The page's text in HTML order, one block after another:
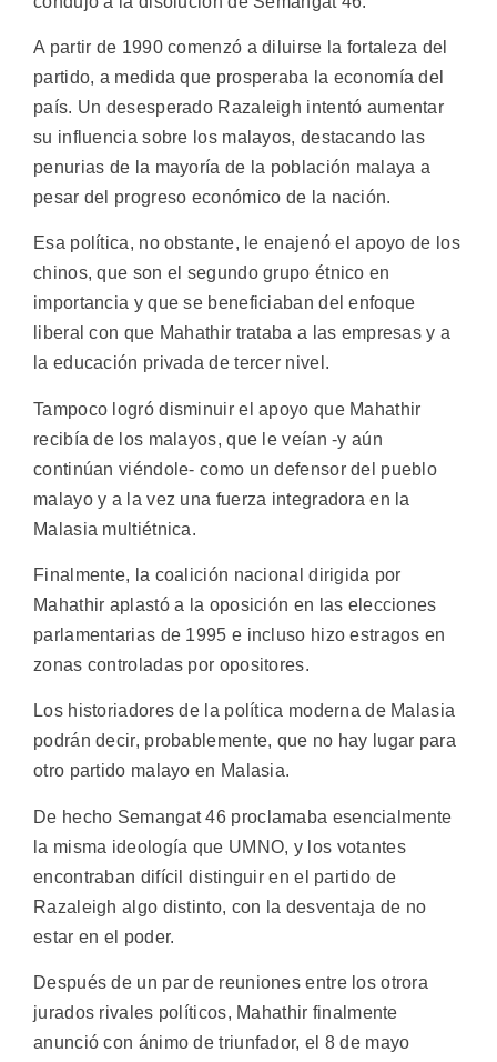
A partir de 1990 comenzó a diluirse la fortaleza del
partido, a medida que prosperaba la economía del
país. Un desesperado Razaleigh intentó aumentar
su influencia sobre los malayos, destacando las
penurias de la mayoría de la población malaya a
pesar del progreso económico de la nación.
Esa política, no obstante, le enajenó el apoyo de los
chinos, que son el segundo grupo étnico en
importancia y que se beneficiaban del enfoque
liberal con que Mahathir trataba a las empresas y a
la educación privada de tercer nivel.
Tampoco logró disminuir el apoyo que Mahathir
recibía de los malayos, que le veían -y aún
continúan viéndole- como un defensor del pueblo
malayo y a la vez una fuerza integradora en la
Malasia multiétnica.
Finalmente, la coalición nacional dirigida por
Mahathir aplastó a la oposición en las elecciones
parlamentarias de 1995 e incluso hizo estragos en
zonas controladas por opositores.
Los historiadores de la política moderna de Malasia
podrán decir, probablemente, que no hay lugar para
otro partido malayo en Malasia.
De hecho Semangat 46 proclamaba esencialmente
la misma ideología que UMNO, y los votantes
encontraban difícil distinguir en el partido de
Razaleigh algo distinto, con la desventaja de no
estar en el poder.
Después de un par de reuniones entre los otrora
jurados rivales políticos, Mahathir finalmente
anunció con ánimo de triunfador, el 8 de mayo